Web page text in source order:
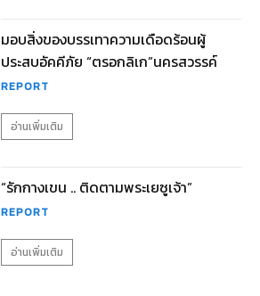
มอบสิ่งของบรรเทาความเดือดร้อนผู้
ประสบอัคคีภัย “ตรอกลิเก”นครสวรรค์
REPORT
อ่านเพิ่มเติม
“รักกางเขน .. ติดตามพระเยซูเจ้า”
REPORT
อ่านเพิ่มเติม